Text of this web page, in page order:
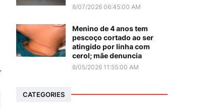
8/07/2026 06:45:00 AM
Menino de 4 anos tem
pescoço cortado ao ser
atingido por linha com
cerol; mãe denuncia
8/05/2026 11:55:00 AM
CATEGORIES